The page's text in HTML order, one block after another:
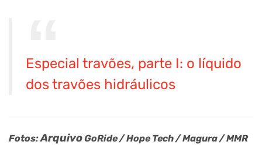
Especial travões, parte I: o líquido
dos travões hidráulicos
Fotos:ArquivoGoRide / Hope Tech / Magura / MMR